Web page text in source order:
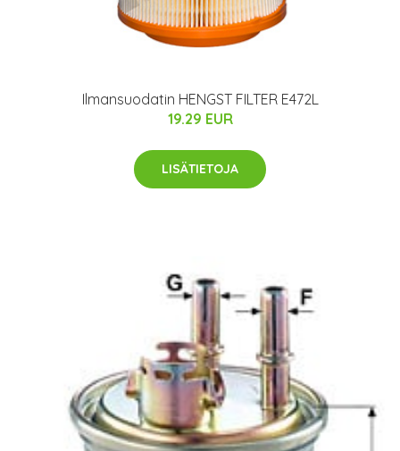
Ilmansuodatin HENGST FILTER E472L
19.29 EUR
LISÄTIETOJA